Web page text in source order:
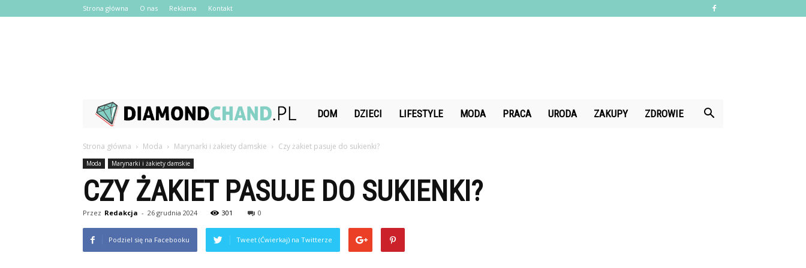
Strona główna O nas Reklama Kontakt
DiamondChand.pl
DOM DZIECI LIFESTYLE MODA PRACA URODA ZAKUPY ZDROWIE
Strona główna Moda Marynarki i żakiety damskie Czy żakiet pasuje do sukienki?
Moda Marynarki i żakiety damskie
CZY ŻAKIET PASUJE DO SUKIENKI?
Przez Redakcja - 26 grudnia 2024 301 0
Podziel się na Facebooku Tweet (Ćwierkaj) na Twitterze